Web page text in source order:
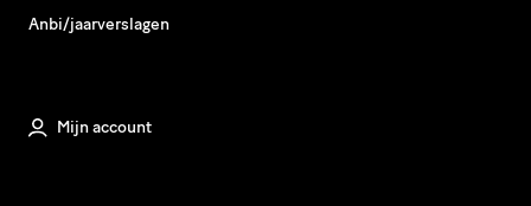
Anbi/jaarverslagen
Mijn account